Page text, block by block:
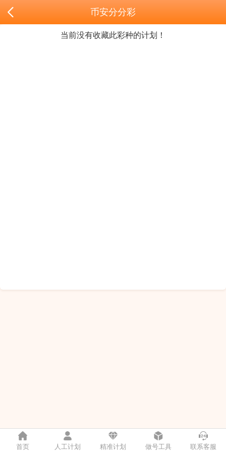
币安分分彩
当前没有收藏此彩种的计划！
首页 人工计划 精准计划 做号工具 联系客服